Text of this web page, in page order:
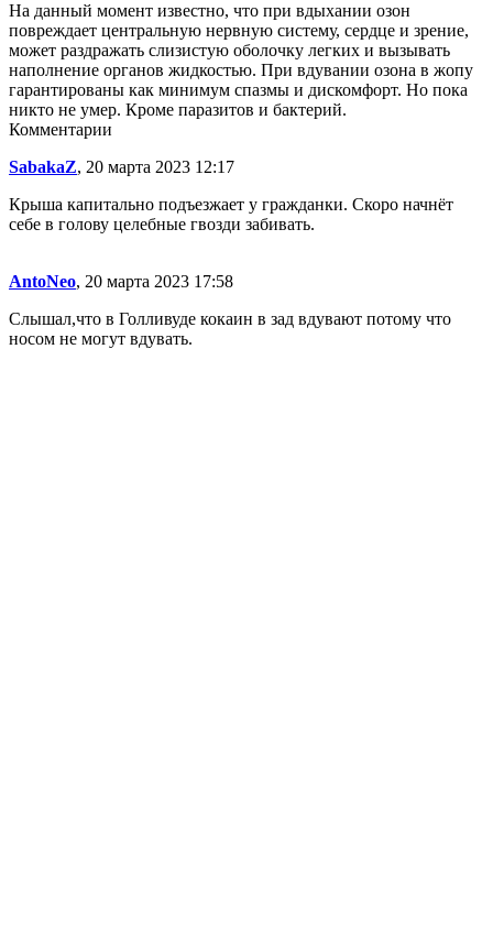
На данный момент известно, что при вдыхании озон
повреждает центральную нервную систему, сердце и зрение,
может раздражать слизистую оболочку легких и вызывать
наполнение органов жидкостью. При вдувании озона в жопу
гарантированы как минимум спазмы и дискомфорт. Но пока
никто не умер. Кроме паразитов и бактерий.
Комментарии
SabakaZ, 20 марта 2023 12:17
Крыша капитально подъезжает у гражданки. Скоро начнёт
себе в голову целебные гвозди забивать.
AntoNeo, 20 марта 2023 17:58
Слышал,что в Голливуде кокаин в зад вдувают потому что
носом не могут вдувать.